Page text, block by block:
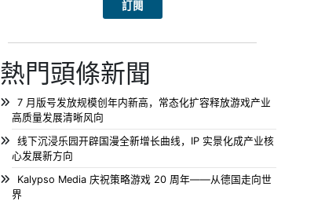
熱門頭條新聞
7 月版号发放规模创年内新高，常态化扩容释放游戏产业
高质量发展清晰风向
线下沉浸乐园开辟国漫全新增长曲线，IP 实景化成产业核
心发展新方向
Kalypso Media 庆祝策略游戏 20 周年——从德国走向世
界